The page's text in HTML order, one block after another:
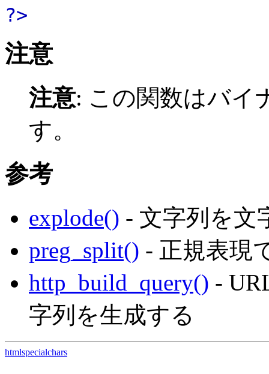
?>
注意
注意: この関数はバイ
す。
参考
explode() - 文字列を文
preg_split() - 正規表現
http_build_query() -
字列を生成する
htmlspecialchars